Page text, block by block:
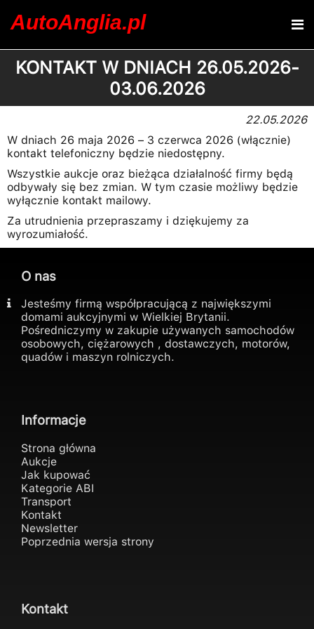
AutoAnglia.pl
KONTAKT W DNIACH 26.05.2026-
03.06.2026
22.05.2026
W dniach 26 maja 2026 – 3 czerwca 2026 (włącznie)
kontakt telefoniczny będzie niedostępny.
Wszystkie aukcje oraz bieżąca działalność firmy będą
odbywały się bez zmian. W tym czasie możliwy będzie
wyłącznie kontakt mailowy.
Za utrudnienia przepraszamy i dziękujemy za
wyrozumiałość.
O nas
Jesteśmy firmą współpracującą z największymi
domami aukcyjnymi w Wielkiej Brytanii.
Pośredniczymy w zakupie używanych samochodów
osobowych, ciężarowych , dostawczych, motorów,
quadów i maszyn rolniczych.
Informacje
Strona główna
Aukcje
Jak kupować
Kategorie ABI
Transport
Kontakt
Newsletter
Poprzednia wersja strony
Kontakt